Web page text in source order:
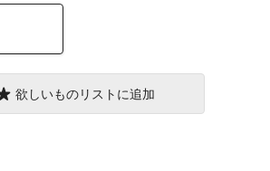
欲しいものリストに追加